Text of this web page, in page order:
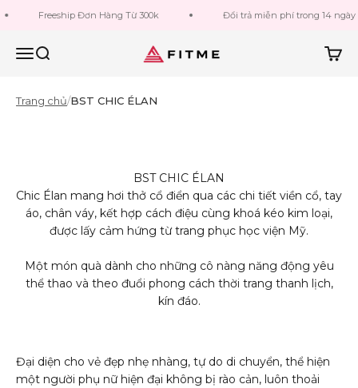
Freeship Đơn Hàng Từ 300k Đổi trả miễn phí trong 14 ngày
MenuTìm kiếm Fitme Sportswear Giỏ
Trang chủ/BST CHIC ÉLAN
BST CHIC ÉLAN
Chic Élan mang hơi thở cổ điển qua các chi tiết viền cổ, tay
áo, chân váy, kết hợp cách điệu cùng khoá kéo kim loại,
được lấy cảm hứng từ trang phục học viện Mỹ.
Một món quà dành cho những cô nàng năng động yêu
thể thao và theo đuổi phong cách thời trang thanh lịch,
kín đáo.
Đại diện cho vẻ đẹp nhẹ nhàng, tự do di chuyển, thể hiện
một người phụ nữ hiện đại không bị rào cản, luôn thoải